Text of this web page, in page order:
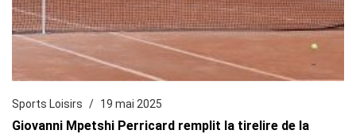
Sports Loisirs 19 mai 2025
Giovanni Mpetshi Perricard remplit la tirelire de la